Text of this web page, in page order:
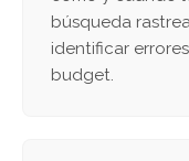
búsqueda
identificar
budget.